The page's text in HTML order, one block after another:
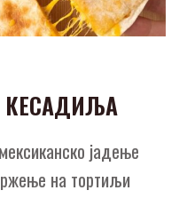
КЕСАДИЉА
јадење
на тортиљи